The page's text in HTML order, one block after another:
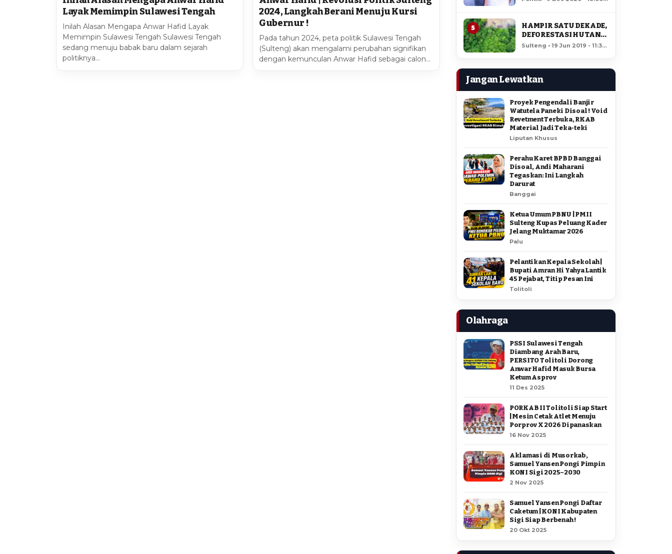
Layak Memimpin Sulawesi Tengah
Inilah Alasan Mengapa Anwar Hafid Layak
Memimpin Sulawesi Tengah Sulawesi Tengah
sedang menuju babak baru dalam sejarah
politiknya…
2024, Langkah Berani Menuju Kursi
Gubernur !
Pada tahun 2024, peta politik Sulawesi Tengah
(Sulteng) akan mengalami perubahan signifikan
dengan kemunculan Anwar Hafid sebagai calon…
5
HAMPIR SATU DEKADE,
DEFORESTASI HUTAN
LORE LINDU MENCAPAI
Sulteng • 19 Jun 2019 - 11:34
Jangan Lewatkan
Proyek Pengendali Banjir
Watutela Paneki Disoal ! Void
Revetment Terbuka, RKAB
Material Jadi Teka-teki
Liputan Khusus
Perahu Karet BPBD Banggai
Disoal, Andi Maharani
Tegaskan: Ini Langkah
Darurat
Banggai
Ketua Umum PBNU | PMII
Sulteng Kupas Peluang Kader
Jelang Muktamar 2026
Palu
Pelantikan Kepala Sekolah |
Bupati Amran Hi Yahya Lantik
45 Pejabat, Titip Pesan Ini
Tolitoli
Olahraga
PSSI Sulawesi Tengah
Diambang Arah Baru,
PERSITO Tolitoli Dorong
Anwar Hafid Masuk Bursa
Ketum Asprov
11 Des 2025
PORKAB II Tolitoli Siap Start
| Mesin Cetak Atlet Menuju
Porprov X 2026 Dipanaskan
16 Nov 2025
Aklamasi di Musorkab,
Samuel Yansen Pongi Pimpin
KONI Sigi 2025–2030
2 Nov 2025
Samuel Yansen Pongi Daftar
Caketum | KONI Kabupaten
Sigi Siap Berbenah !
20 Okt 2025